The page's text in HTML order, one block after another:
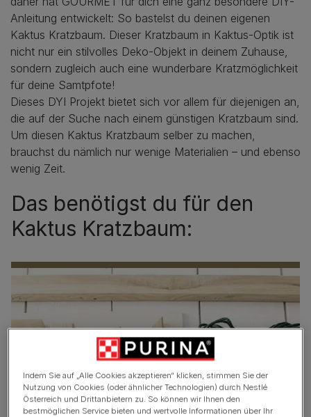
Anleitung entwickelt: So bastelst du deinen eigenen
Kaktus Kratzbaum. Dieser Kratzbaum in Kaktus-Optik ist
nicht nur ein stilvolles Deko-Objekt in deinem Zuhause,
sondern zugleich auch eine wunderbare Kratzmöglichkeit
für deine Samtpfote!
Dieses DYI Projekt bietet sich vor allem für diejenigen an,
die auf der Suche nach einem günstigen Kratzbaum sind.
Um diesen Kaktus Kratzbaum selber zu machen,
brauchst du nämlich nur wenige Materialien – und ebenso
wenig Zeit.
Das benötigst du für den
Kaktus Kratzbaum:
Indem Sie auf „Alle Cookies akzeptieren“ klicken, stimmen Sie der
Nutzung von Cookies (oder ähnlicher Technologien) durch Nestlé
Österreich und Drittanbietern zu. So können wir Ihnen den
bestmöglichen Service bieten und wertvolle Informationen über Ihr